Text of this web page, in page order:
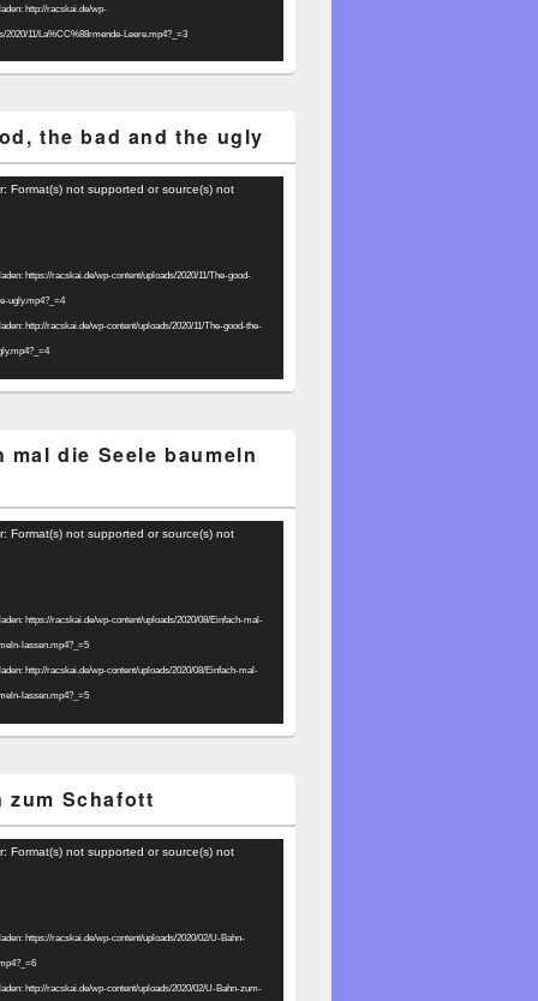
http://racskai.de/wp-
2020/11/La%CC%88rmende-Leere.mp4?_=3
the bad and the ugly
Format(s) not supported or source(s) not
https://racskai.de/wp-content/uploads/2020/11/The-good-
ugly.mp4?_=4
http://racskai.de/wp-content/uploads/2020/11/The-good-the-
mal die Seele baumeln
Format(s) not supported or source(s) not
https://racskai.de/wp-content/uploads/2020/08/Einfach-mal-
lassen.mp4?_=5
http://racskai.de/wp-content/uploads/2020/08/Einfach-mal-
lassen.mp4?_=5
zum Schafott
Format(s) not supported or source(s) not
https://racskai.de/wp-content/uploads/2020/02/U-Bahn-
http://racskai.de/wp-content/uploads/2020/02/U-Bahn-zum-